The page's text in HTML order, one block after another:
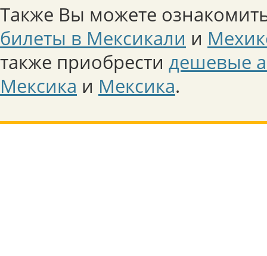
Также Вы можете
билеты в Мексикали и
также приобрести дешевые
Мексика и Мексика.